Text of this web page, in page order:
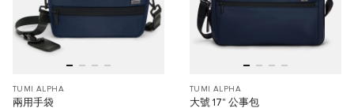
TUMI ALPHA
兩用手袋
TUMI ALPHA
大號 17" 公事包